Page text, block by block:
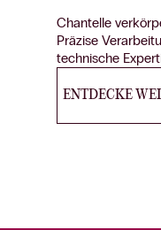
Chantelle
Präzise
technische
ENTDECKE